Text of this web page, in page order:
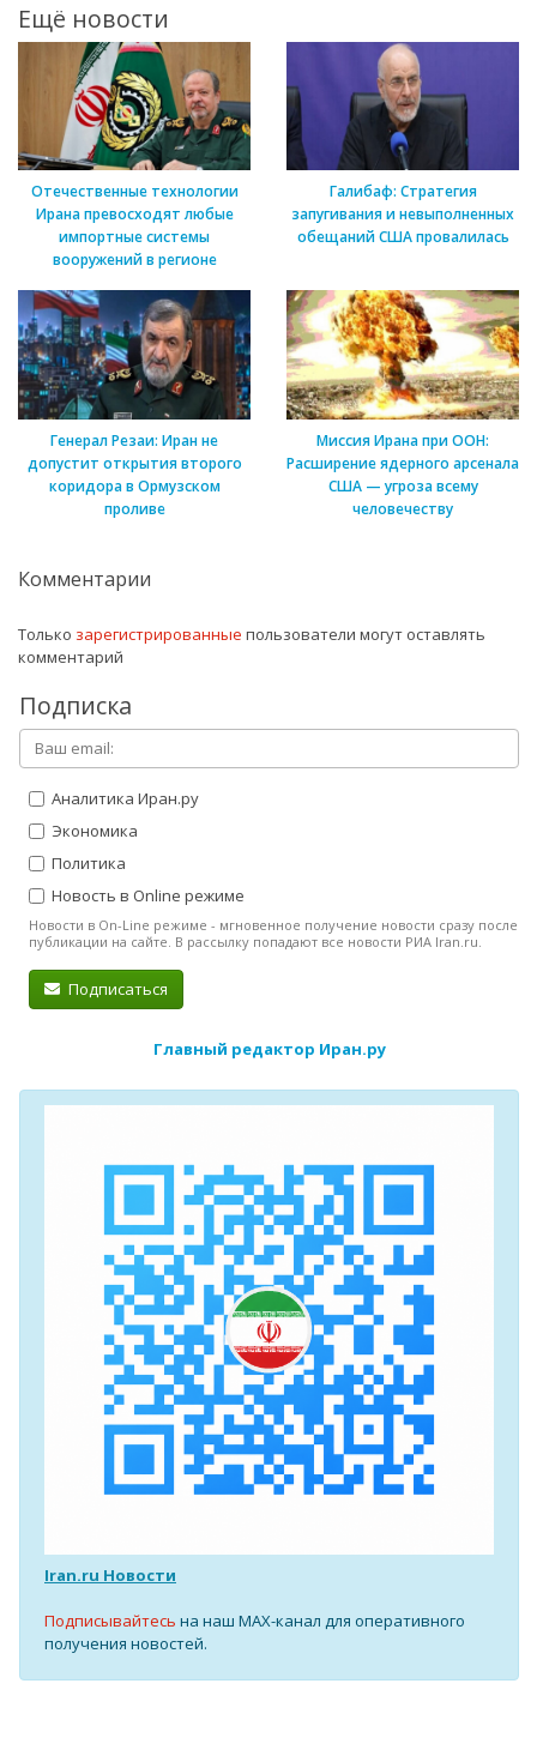
Ещё новости
Отечественные технологии
Ирана превосходят любые
импортные системы
вооружений в регионе
Галибаф: Стратегия
запугивания и невыполненных
обещаний США провалилась
Генерал Резаи: Иран не
допустит открытия второго
коридора в Ормузском
проливе
Миссия Ирана при ООН:
Расширение ядерного арсенала
США — угроза всему
человечеству
Комментарии
Только зарегистрированные пользователи могут оставлять
комментарий
Подписка
Аналитика Иран.ру
Экономика
Политика
Новость в Online режиме
Новости в On-Line режиме - мгновенное получение новости сразу после
публикации на сайте. В рассылку попадают все новости РИА Iran.ru.
Подписаться
Главный редактор Иран.ру
Iran.ru Новости
Подписывайтесь на наш MAX-канал для оперативного
получения новостей.